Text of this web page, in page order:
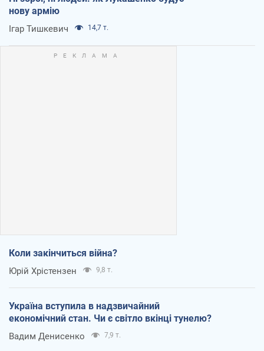
нову армію
Ігар Тишкевич 14,7 т.
Коли закінчиться війна?
Юрій Хрістензен 9,8 т.
Україна вступила в надзвичайний
економічний стан. Чи є світло вкінці тунелю?
Вадим Денисенко 7,9 т.